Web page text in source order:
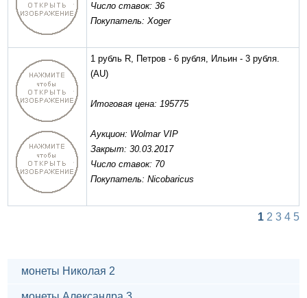
Число ставок: 36
Покупатель: Xoger
1 рубль R, Петров - 6 рубля, Ильин - 3 рубля.
(AU)
Итоговая цена: 195775
Аукцион: Wolmar VIP
Закрыт: 30.03.2017
Число ставок: 70
Покупатель: Nicobaricus
1 2 3 4 5
монеты Николая 2